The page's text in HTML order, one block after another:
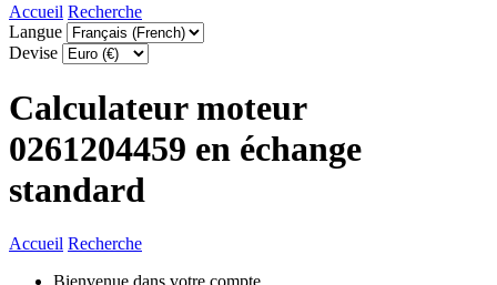
Accueil Recherche
Langue
Devise
Calculateur moteur
0261204459 en échange
standard
Accueil Recherche